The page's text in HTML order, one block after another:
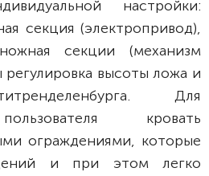
настройки:
секция (электропривод),
секции (механизм
высоты ложа и
Для
кровать
ограждениями, которые
и при этом легко